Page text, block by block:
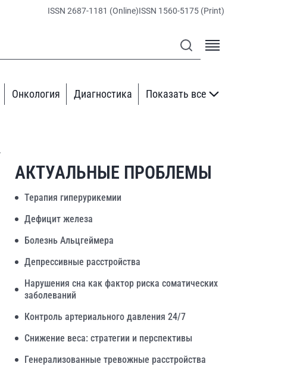
ISSN 2687-1181 (Online)ISSN 1560-5175 (Print)
Онкология Диагностика Показать все
АКТУАЛЬНЫЕ ПРОБЛЕМЫ
Терапия гиперурикемии
Дефицит железа
Болезнь Альцгеймера
Депрессивные расстройства
Нарушения сна как фактор риска соматических
заболеваний
Контроль артериального давления 24/7
Снижение веса: стратегии и перспективы
Генерализованные тревожные расстройства